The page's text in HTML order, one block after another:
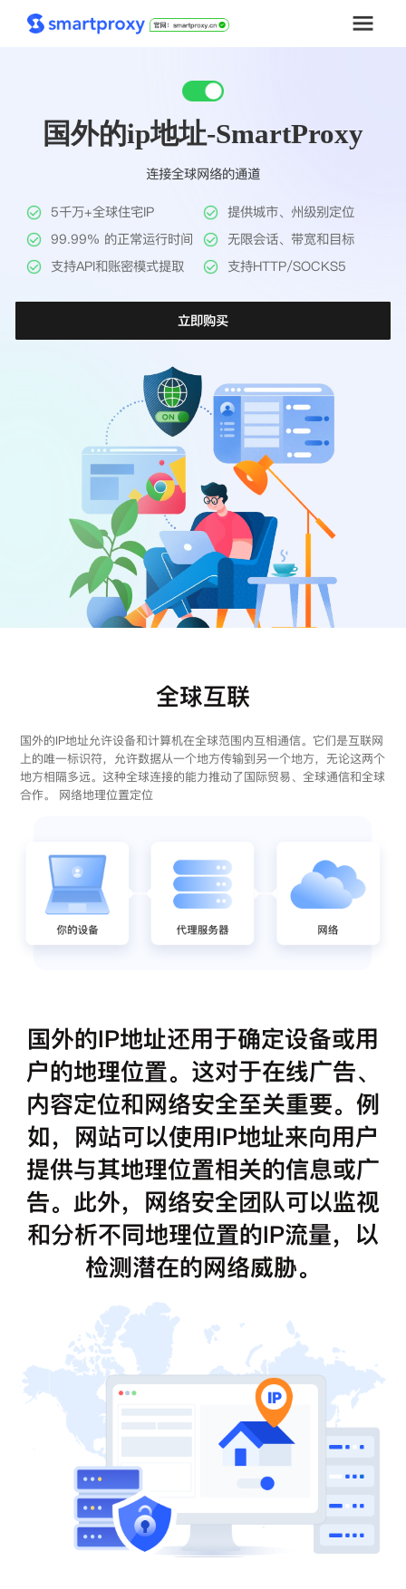
套餐购买
工具
帮助中心
国外的ip地址-SmartProxy
连接全球网络的通道
5千万+全球住宅IP
提供城市、州级别定位
99.99% 的正常运行时间
无限会话、带宽和目标
支持API和账密模式提取
支持HTTP/SOCKS5
立即购买
全球互联
国外的IP地址允许设备和计算机在全球范围内互相通信。它们是互联网
上的唯一标识符，允许数据从一个地方传输到另一个地方，无论这两个
地方相隔多远。这种全球连接的能力推动了国际贸易、全球通信和全球
合作。 网络地理位置定位
国外的IP地址还用于确定设备或用
户的地理位置。这对于在线广告、
内容定位和网络安全至关重要。例
如，网站可以使用IP地址来向用户
提供与其地理位置相关的信息或广
告。此外，网络安全团队可以监视
和分析不同地理位置的IP流量，以
检测潜在的网络威胁。